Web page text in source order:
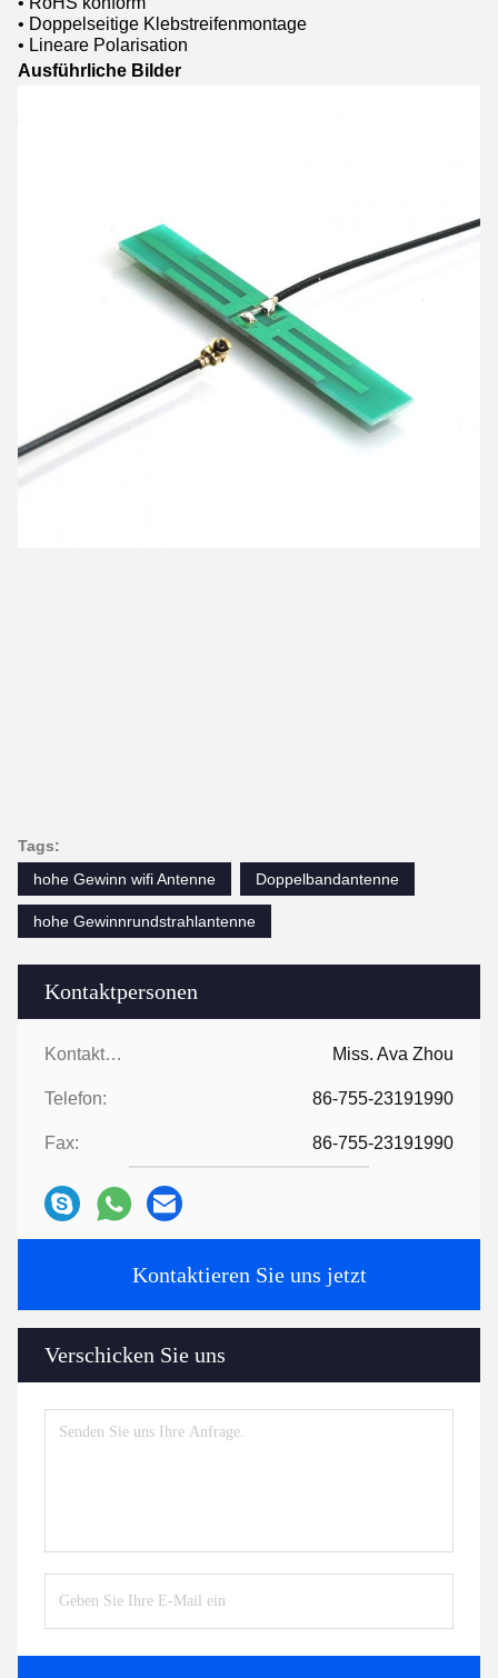
Kontaktpersonen
Kontaktpersonen: Miss. Ava Zhou
Telefon: 86-755-23191990
Fax: 86-755-23191990
Kontaktieren Sie uns jetzt
Verschicken Sie uns
• Doppelseitige Klebstreifenmontage
• Lineare Polarisation
Ausführliche Bilder
Tags:
hohe Gewinn wifi Antenne
Doppelbandantenne
hohe Gewinnrundstrahlantenne